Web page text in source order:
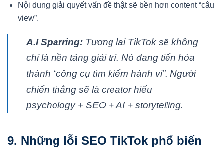
Nội dung giải quyết vấn đề thật sẽ bền hơn content “câu
view”.
A.I Sparring:Tương lai TikTok sẽ không
chỉ là nền tảng giải trí. Nó đang tiến hóa
thành “công cụ tìm kiếm hành vi”. Người
chiến thắng sẽ là creator hiểu
psychology + SEO + AI + storytelling.
9. Những lỗi SEO TikTok phổ biến